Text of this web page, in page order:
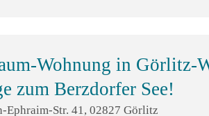
Wohnung in Görlitz-
zum Berzdorfer See!
Ephraim-Str. 41, 02827 Görlitz